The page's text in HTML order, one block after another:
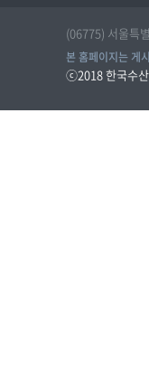
(06775) 서울특
본 홈페이지는 게
ⓒ2018한국수